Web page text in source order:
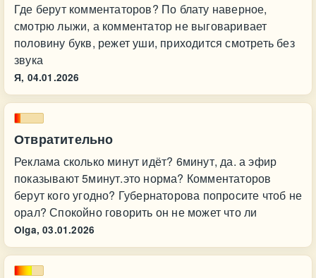
Где берут комментаторов? По блату наверное,
смотрю лыжи, а комментатор не выговаривает
половину букв, режет уши, приходится смотреть без
звука
Я, 04.01.2026
Отвратительно
Реклама сколько минут идёт? 6минут, да. а эфир
показывают 5минут.это норма? Комментаторов
берут кого угодно? Губернаторова попросите чтоб не
орал? Спокойно говорить он не может что ли
Olga, 03.01.2026